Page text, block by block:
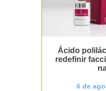
Ácido
redefinir
6 de